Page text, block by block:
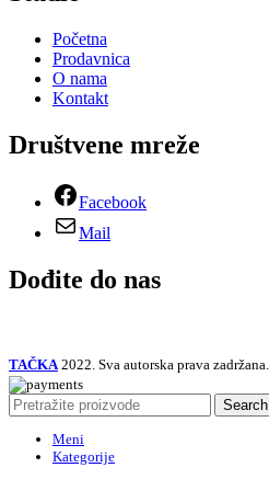
Početna
Prodavnica
O nama
Kontakt
Društvene mreže
Facebook
Mail
Dođite do nas
TAČKA 2022. Sva autorska prava zadržana.
Search
Meni
Kategorije